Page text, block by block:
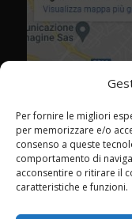
Per fornire le migliori
per memorizzare e/o
consenso a queste
comportamento di
acconsentire o ritirare il
caratteristiche e funzioni.